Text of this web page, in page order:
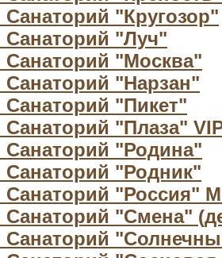
"Кругозор"
Санаторий "Луч"
Санаторий "Москва"
Санаторий "Нарзан"
Санаторий "Пикет"
Санаторий "Плаза"
Санаторий "Родина"
Санаторий "Родник"
Санаторий "Россия"
Санаторий "Смена"
Санаторий